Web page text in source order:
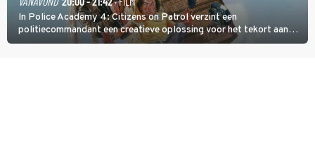
In Police Academy 4: Citizens on Patrol verzint een
politiecommandant een creatieve oplossing voor het tekort aan
agenten.